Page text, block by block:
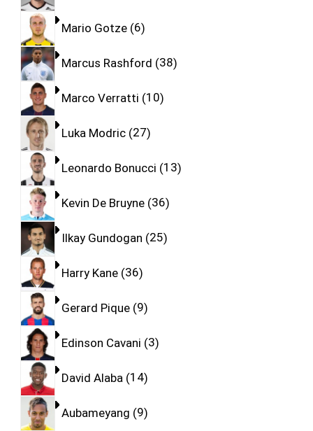
Mario Gotze 6
Marcus Rashford 38
Marco Verratti 10
Luka Modric 27
Leonardo Bonucci 13
Kevin De Bruyne 36
Ilkay Gundogan 25
Harry Kane 36
Gerard Pique 9
Edinson Cavani 3
David Alaba 14
Aubameyang 9